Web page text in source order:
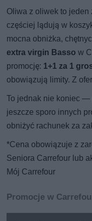
Oliwa z oliwek to jeden
częściej lądują w
mocna obniżka,
extra virgin Basso w
promocję: 1+1 za 1
obowiązują limity. Z
To jednak nie koniec —
jeszcze sporo innych
obniżyć rachunek za
*Cena obowiązuje z
Seniora Carrefour lub
Mój Carrefour
Promocje w